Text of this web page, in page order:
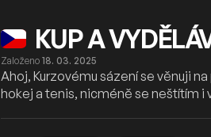
KUP A
Založeno 18. 03. 2025
Ahoj, Kurzovému sázení se věnuji
hokej a tenis, nicméně se neštítím